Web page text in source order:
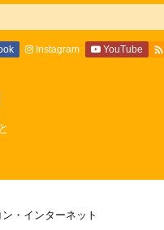
Instagram YouTube 
・インターネット